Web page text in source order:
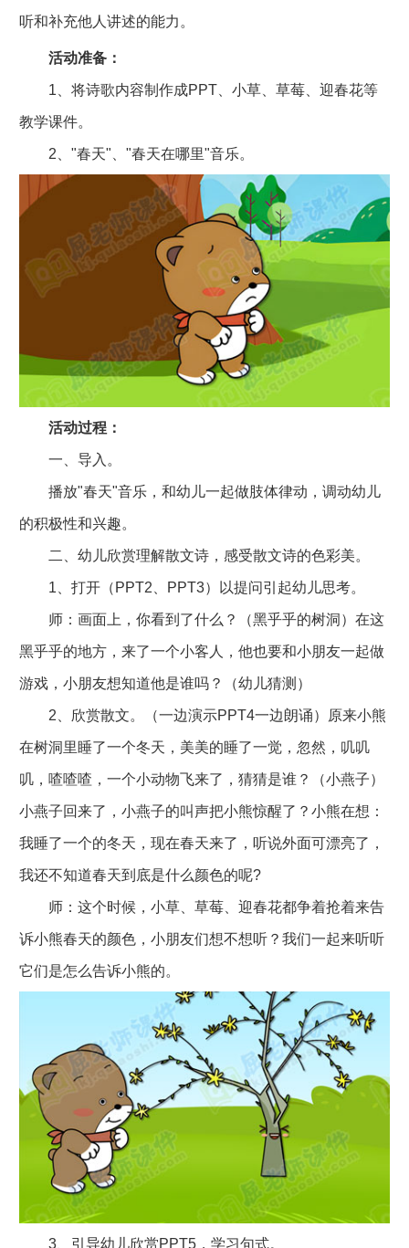
听和补充他人讲述的能力。
活动准备：
1、将诗歌内容制作成PPT、小草、草莓、迎春花等
教学课件。
2、"春天"、"春天在哪里"音乐。
活动过程：
一、导入。
播放"春天"音乐，和幼儿一起做肢体律动，调动幼儿
的积极性和兴趣。
二、幼儿欣赏理解散文诗，感受散文诗的色彩美。
1、打开（PPT2、PPT3）以提问引起幼儿思考。
师：画面上，你看到了什么？（黑乎乎的树洞）在这
黑乎乎的地方，来了一个小客人，他也要和小朋友一起做
游戏，小朋友想知道他是谁吗？（幼儿猜测）
2、欣赏散文。（一边演示PPT4一边朗诵）原来小熊
在树洞里睡了一个冬天，美美的睡了一觉，忽然，叽叽
叽，喳喳喳，一个小动物飞来了，猜猜是谁？（小燕子）
小燕子回来了，小燕子的叫声把小熊惊醒了？小熊在想：
我睡了一个的冬天，现在春天来了，听说外面可漂亮了，
我还不知道春天到底是什么颜色的呢?
师：这个时候，小草、草莓、迎春花都争着抢着来告
诉小熊春天的颜色，小朋友们想不想听？我们一起来听听
它们是怎么告诉小熊的。
3、引导幼儿欣赏PPT5，学习句式。